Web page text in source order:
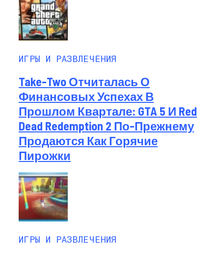
ИГРЫ И РАЗВЛЕЧЕНИЯ
Take-Two Отчиталась О
Финансовых Успехах В
Прошлом Квартале: GTA 5 И Red
Dead Redemption 2 По-Прежнему
Продаются Как Горячие
Пирожки
ИГРЫ И РАЗВЛЕЧЕНИЯ